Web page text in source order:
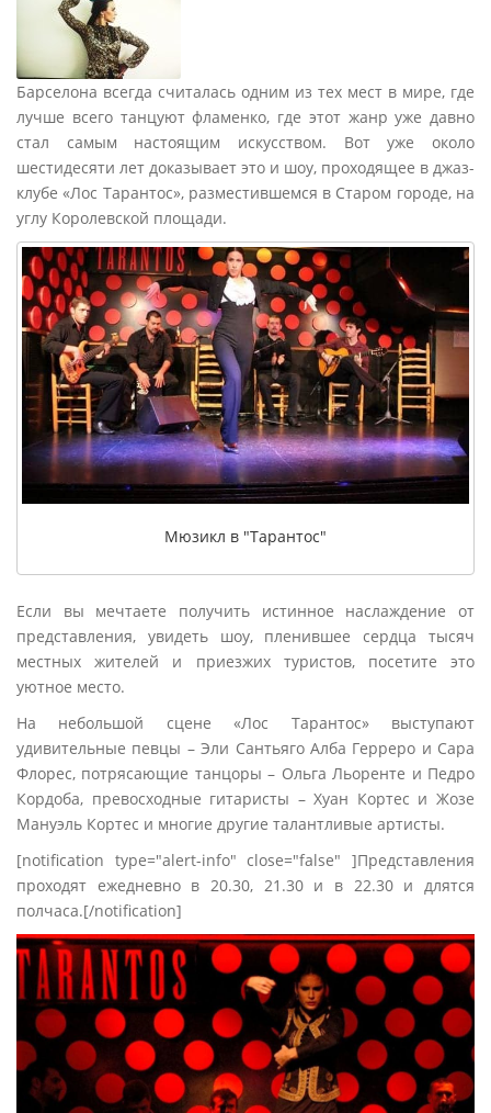
Барселона всегда считалась одним из тех мест в мире, где
лучше всего танцуют фламенко, где этот жанр уже давно
стал самым настоящим искусством. Вот уже около
шестидесяти лет доказывает это и шоу, проходящее в джаз-
клубе «Лос Тарантос», разместившемся в Старом городе, на
углу Королевской площади.
Мюзикл в "Тарантос"
Если вы мечтаете получить истинное наслаждение от
представления, увидеть шоу, пленившее сердца тысяч
местных жителей и приезжих туристов, посетите это
уютное место.
На небольшой сцене «Лос Тарантос» выступают
удивительные певцы – Эли Сантьяго Алба Герреро и Сара
Флорес, потрясающие танцоры – Ольга Льоренте и Педро
Кордоба, превосходные гитаристы – Хуан Кортес и Жозе
Мануэль Кортес и многие другие талантливые артисты.
[notification type="alert-info" close="false" ]Представления
проходят ежедневно в 20.30, 21.30 и в 22.30 и длятся
полчаса.[/notification]